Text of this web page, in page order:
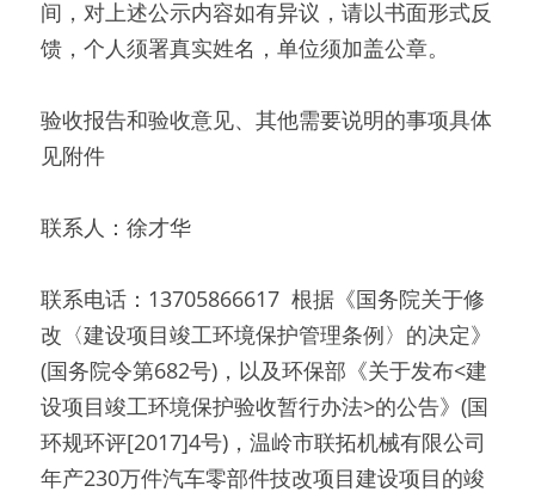
间，对上述公示内容如有异议，请以书面形式反
馈，个人须署真实姓名，单位须加盖公章。
验收报告和验收意见、其他需要说明的事项具体
见附件
联系人：徐才华
联系电话：13705866617  根据《国务院关于修
改〈建设项目竣工环境保护管理条例〉的决定》
(国务院令第682号)，以及环保部《关于发布<建
设项目竣工环境保护验收暂行办法>的公告》(国
环规环评[2017]4号)，温岭市联拓机械有限公司
年产230万件汽车零部件技改项目建设项目的竣